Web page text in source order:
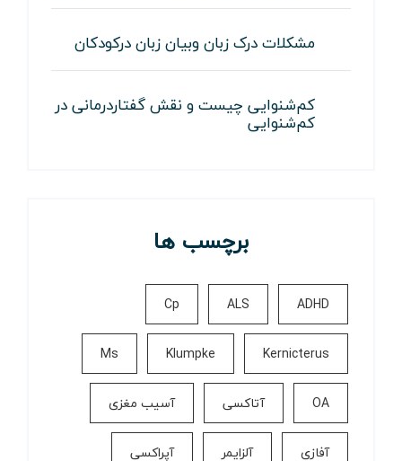
مشکلات درک زبان وبیان زبان درکودکان
کم‌شنوایی چیست و نقش گفتاردرمانی در
کم‌شنوایی
برچسب ها
ADHD
ALS
Cp
Kernicterus
Klumpke
Ms
OA آتاکسی آسیب مغزی
آفازی آلزایمر آپراکسی